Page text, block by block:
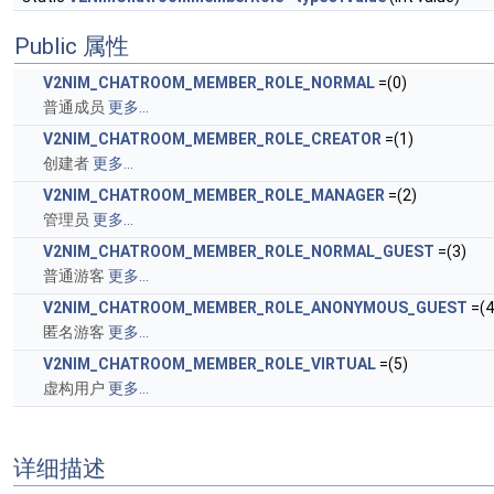
Public 属性
V2NIM_CHATROOM_MEMBER_ROLE_NORMAL =(0)
普通成员 更多...
V2NIM_CHATROOM_MEMBER_ROLE_CREATOR =(1)
创建者更多...
V2NIM_CHATROOM_MEMBER_ROLE_MANAGER =(2)
管理员 更多...
V2NIM_CHATROOM_MEMBER_ROLE_NORMAL_GUEST =(3)
普通游客 更多...
V2NIM_CHATROOM_MEMBER_ROLE_ANONYMOUS_GUEST
匿名游客 更多...
V2NIM_CHATROOM_MEMBER_ROLE_VIRTUAL =(5)
虚构用户 更多...
详细描述